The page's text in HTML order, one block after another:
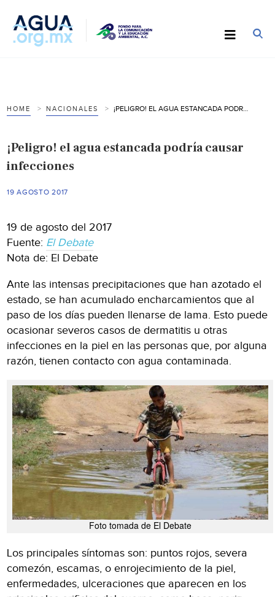
HOME NACIONALES
¡Peligro! el agua estancada podría causar
infecciones
19 AGOSTO 2017
19 de agosto del 2017
Fuente: El Debate
Nota de: El Debate
Ante las intensas precipitaciones que han azotado el
estado, se han acumulado encharcamientos que al
paso de los días pueden llenarse de lama. Esto puede
ocasionar severos casos de dermatitis u otras
infecciones en la piel en las personas que, por alguna
razón, tienen contacto con agua contaminada.
Foto tomada de El Debate
Los principales síntomas son: puntos rojos, severa
comezón, escamas, o enrojecimiento de la piel,
enfermedades, ulceraciones que aparecen en los